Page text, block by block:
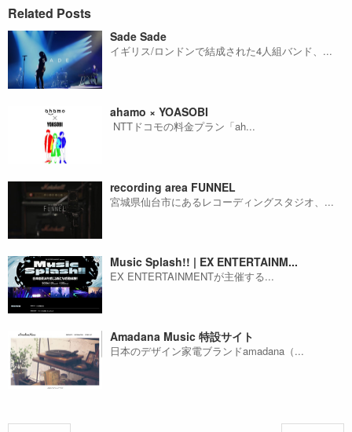
Related Posts
Sade Sade
イギリス/ロンドンで結成された4人組バンド、...
ahamo × YOASOBI
NTTドコモの料金プラン「ah...
recording area FUNNEL
宮城県仙台市にあるレコーディングスタジオ、...
Music Splash!! | EX ENTERTAINM...
EX ENTERTAINMENTが主催する...
Amadana Music 特設サイト
日本のデザイン家電ブランドamadana（...